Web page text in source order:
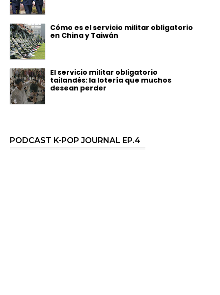
Cómo es el servicio militar obligatorio
en China y Taiwán
El servicio militar obligatorio
tailandés: la lotería que muchos
desean perder
PODCAST K-POP JOURNAL EP.4